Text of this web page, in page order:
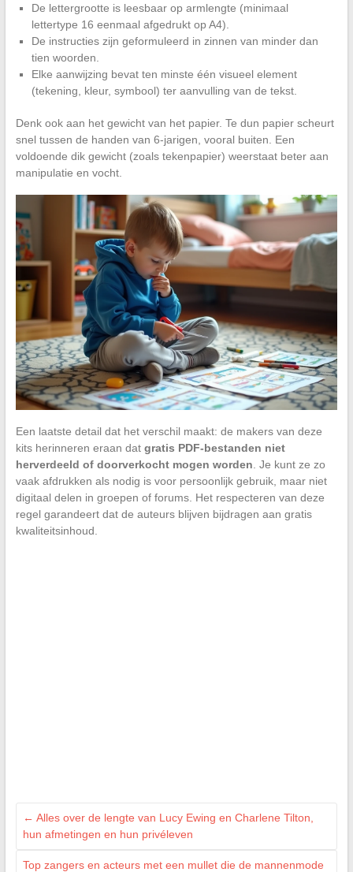
De lettergrootte is leesbaar op armlengte (minimaal
lettertype 16 eenmaal afgedrukt op A4).
De instructies zijn geformuleerd in zinnen van minder dan
tien woorden.
Elke aanwijzing bevat ten minste één visueel element
(tekening, kleur, symbool) ter aanvulling van de tekst.
Denk ook aan het gewicht van het papier. Te dun papier scheurt
snel tussen de handen van 6-jarigen, vooral buiten. Een
voldoende dik gewicht (zoals tekenpapier) weerstaat beter aan
manipulatie en vocht.
Een laatste detail dat het verschil maakt: de makers van deze
kits herinneren eraan dat gratis PDF-bestanden niet
herverdeeld of doorverkocht mogen worden . Je kunt ze zo
vaak afdrukken als nodig is voor persoonlijk gebruik, maar niet
digitaal delen in groepen of forums. Het respecteren van deze
regel garandeert dat de auteurs blijven bijdragen aan gratis
kwaliteitsinhoud.
← Alles over de lengte van Lucy Ewing en Charlene Tilton,
hun afmetingen en hun privéleven
Top zangers en acteurs met een mullet die de mannenmode